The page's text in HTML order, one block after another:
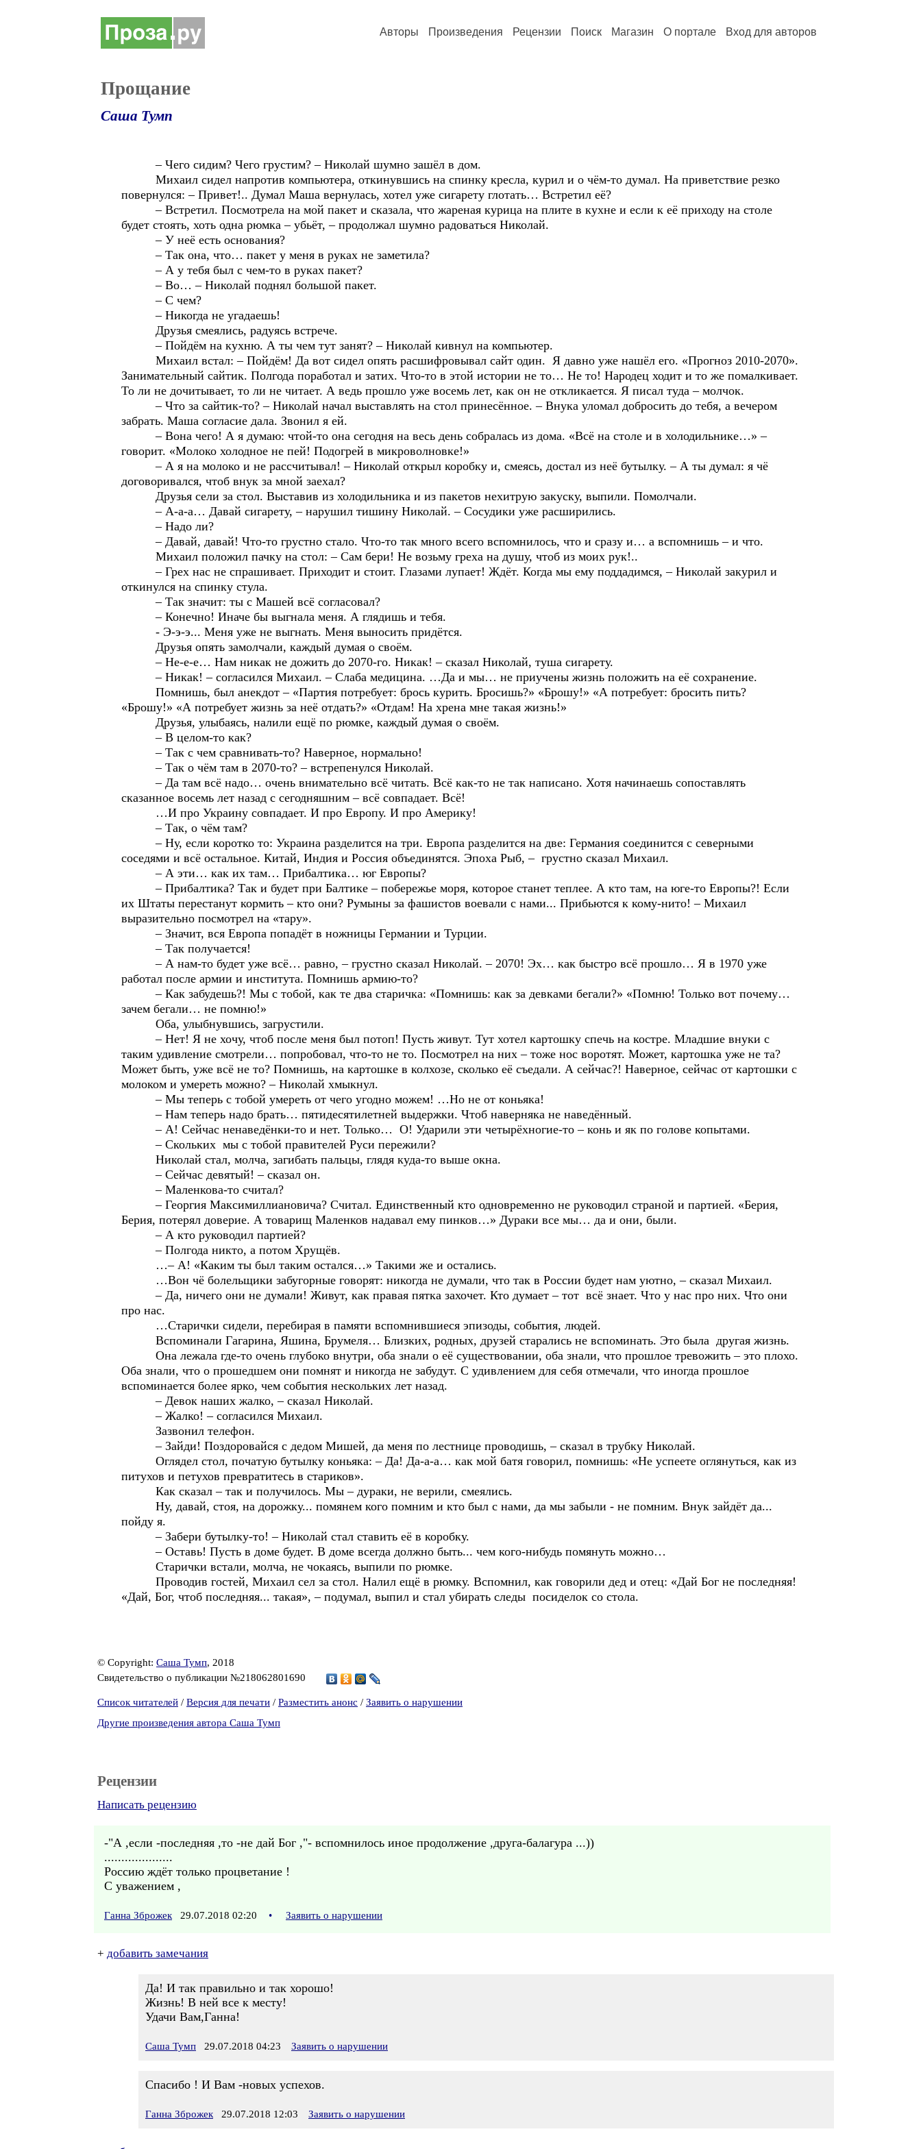
Авторы Произведения Рецензии Поиск Магазин О портале Вход для авторов
Прощание
Саша Тумп
– Чего сидим? Чего грустим? – Николай шумно зашёл в дом.
Михаил сидел напротив компьютера, откинувшись на спинку кресла, курил и о чём-то думал. На приветствие резко
повернулся: – Привет!.. Думал Маша вернулась, хотел уже сигарету глотать… Встретил её?
– Встретил. Посмотрела на мой пакет и сказала, что жареная курица на плите в кухне и если к её приходу на столе
будет стоять, хоть одна рюмка – убьёт, – продолжал шумно радоваться Николай.
– У неё есть основания?
– Так она, что… пакет у меня в руках не заметила?
– А у тебя был с чем-то в руках пакет?
– Во… – Николай поднял большой пакет.
– С чем?
– Никогда не угадаешь!
Друзья смеялись, радуясь встрече.
– Пойдём на кухню. А ты чем тут занят? – Николай кивнул на компьютер.
Михаил встал: – Пойдём! Да вот сидел опять расшифровывал сайт один. Я давно уже нашёл его. «Прогноз 2010-2070».
Занимательный сайтик. Полгода поработал и затих. Что-то в этой истории не то… Не то! Народец ходит и то же помалкивает.
То ли не дочитывает, то ли не читает. А ведь прошло уже восемь лет, как он не откликается. Я писал туда – молчок.
– Что за сайтик-то? – Николай начал выставлять на стол принесённое. – Внука уломал добросить до тебя, а вечером
забрать. Маша согласие дала. Звонил я ей.
– Вона чего! А я думаю: чтой-то она сегодня на весь день собралась из дома. «Всё на столе и в холодильнике…» –
говорит. «Молоко холодное не пей! Подогрей в микроволновке!»
– А я на молоко и не рассчитывал! – Николай открыл коробку и, смеясь, достал из неё бутылку. – А ты думал: я чё
договоривался, чтоб внук за мной заехал?
Друзья сели за стол. Выставив из холодильника и из пакетов нехитрую закуску, выпили. Помолчали.
– А-а-а… Давай сигарету, – нарушил тишину Николай. – Сосудики уже расширились.
– Надо ли?
– Давай, давай! Что-то грустно стало. Что-то так много всего вспомнилось, что и сразу и… а вспомнишь – и что.
Михаил положил пачку на стол: – Сам бери! Не возьму греха на душу, чтоб из моих рук!..
– Грех нас не спрашивает. Приходит и стоит. Глазами лупает! Ждёт. Когда мы ему поддадимся, – Николай закурил и
откинулся на спинку стула.
– Так значит: ты с Машей всё согласовал?
– Конечно! Иначе бы выгнала меня. А глядишь и тебя.
- Э-э-э... Меня уже не выгнать. Меня выносить придётся.
Друзья опять замолчали, каждый думая о своём.
– Не-е-е… Нам никак не дожить до 2070-го. Никак! – сказал Николай, туша сигарету.
– Никак! – согласился Михаил. – Слаба медицина. …Да и мы… не приучены жизнь положить на её сохранение.
Помнишь, был анекдот – «Партия потребует: брось курить. Бросишь?» «Брошу!» «А потребует: бросить пить?
«Брошу!» «А потребует жизнь за неё отдать?» «Отдам! На хрена мне такая жизнь!»
Друзья, улыбаясь, налили ещё по рюмке, каждый думая о своём.
– В целом-то как?
– Так с чем сравнивать-то? Наверное, нормально!
– Так о чём там в 2070-то? – встрепенулся Николай.
– Да там всё надо… очень внимательно всё читать. Всё как-то не так написано. Хотя начинаешь сопоставлять
сказанное восемь лет назад с сегодняшним – всё совпадает. Всё!
…И про Украину совпадает. И про Европу. И про Америку!
– Так, о чём там?
– Ну, если коротко то: Украина разделится на три. Европа разделится на две: Германия соединится с северными
соседями и всё остальное. Китай, Индия и Россия объединятся. Эпоха Рыб, – грустно сказал Михаил.
– А эти… как их там… Прибалтика… юг Европы?
– Прибалтика? Так и будет при Балтике – побережье моря, которое станет теплее. А кто там, на юге-то Европы?! Если
их Штаты перестанут кормить – кто они? Румыны за фашистов воевали с нами... Прибьются к кому-нито! – Михаил
выразительно посмотрел на «тару».
– Значит, вся Европа попадёт в ножницы Германии и Турции.
– Так получается!
– А нам-то будет уже всё… равно, – грустно сказал Николай. – 2070! Эх… как быстро всё прошло… Я в 1970 уже
работал после армии и института. Помнишь армию-то?
– Как забудешь?! Мы с тобой, как те два старичка: «Помнишь: как за девками бегали?» «Помню! Только вот почему…
зачем бегали… не помню!»
Оба, улыбнувшись, загрустили.
– Нет! Я не хочу, чтоб после меня был потоп! Пусть живут. Тут хотел картошку спечь на костре. Младшие внуки с
таким удивление смотрели… попробовал, что-то не то. Посмотрел на них – тоже нос воротят. Может, картошка уже не та?
Может быть, уже всё не то? Помнишь, на картошке в колхозе, сколько её съедали. А сейчас?! Наверное, сейчас от картошки с
молоком и умереть можно? – Николай хмыкнул.
– Мы теперь с тобой умереть от чего угодно можем! …Но не от коньяка!
– Нам теперь надо брать… пятидесятилетней выдержки. Чтоб наверняка не наведённый.
– А! Сейчас ненаведёнки-то и нет. Только… О! Ударили эти четырёхногие-то – конь и як по голове копытами.
– Скольких мы с тобой правителей Руси пережили?
Николай стал, молча, загибать пальцы, глядя куда-то выше окна.
– Сейчас девятый! – сказал он.
– Маленкова-то считал?
– Георгия Максимиллиановича? Считал. Единственный кто одновременно не руководил страной и партией. «Берия,
Берия, потерял доверие. А товарищ Маленков надавал ему пинков…» Дураки все мы… да и они, были.
– А кто руководил партией?
– Полгода никто, а потом Хрущёв.
…– А! «Каким ты был таким остался…» Такими же и остались.
…Вон чё болельщики забугорные говорят: никогда не думали, что так в России будет нам уютно, – сказал Михаил.
– Да, ничего они не думали! Живут, как правая пятка захочет. Кто думает – тот всё знает. Что у нас про них. Что они
про нас.
…Старички сидели, перебирая в памяти вспомнившиеся эпизоды, события, людей.
Вспоминали Гагарина, Яшина, Брумеля… Близких, родных, друзей старались не вспоминать. Это была другая жизнь.
Она лежала где-то очень глубоко внутри, оба знали о её существовании, оба знали, что прошлое тревожить – это плохо.
Оба знали, что о прошедшем они помнят и никогда не забудут. С удивлением для себя отмечали, что иногда прошлое
вспоминается более ярко, чем события нескольких лет назад.
– Девок наших жалко, – сказал Николай.
– Жалко! – согласился Михаил.
Зазвонил телефон.
– Зайди! Поздоровайся с дедом Мишей, да меня по лестнице проводишь, – сказал в трубку Николай.
Оглядел стол, початую бутылку коньяка: – Да! Да-а-а… как мой батя говорил, помнишь: «Не успеете оглянуться, как из
питухов и петухов превратитесь в стариков».
Как сказал – так и получилось. Мы – дураки, не верили, смеялись.
Ну, давай, стоя, на дорожку... помянем кого помним и кто был с нами, да мы забыли - не помним. Внук зайдёт да...
пойду я.
– Забери бутылку-то! – Николай стал ставить её в коробку.
– Оставь! Пусть в доме будет. В доме всегда должно быть... чем кого-нибудь помянуть можно…
Старички встали, молча, не чокаясь, выпили по рюмке.
Проводив гостей, Михаил сел за стол. Налил ещё в рюмку. Вспомнил, как говорили дед и отец: «Дай Бог не последняя!
«Дай, Бог, чтоб последняя... такая», – подумал, выпил и стал убирать следы посиделок со стола.
© Copyright: Саша Тумп, 2018
Свидетельство о публикации №218062801690
Список читателей / Версия для печати / Разместить анонс / Заявить о нарушении
Другие произведения автора Саша Тумп
Рецензии
Написать рецензию
-"А ,если -последняя ,то -не дай Бог ,"- вспомнилось иное продолжение ,друга-балагура ...))
....................
Россию ждёт только процветание !
С уважением ,
Ганна Зброжек 29.07.2018 02:20 • Заявить о нарушении
+ добавить замечания
Да! И так правильно и так хорошо!
Жизнь! В ней все к месту!
Удачи Вам,Ганна!
Саша Тумп 29.07.2018 04:23 Заявить о нарушении
Спасибо ! И Вам -новых успехов.
Ганна Зброжек 29.07.2018 12:03 Заявить о нарушении